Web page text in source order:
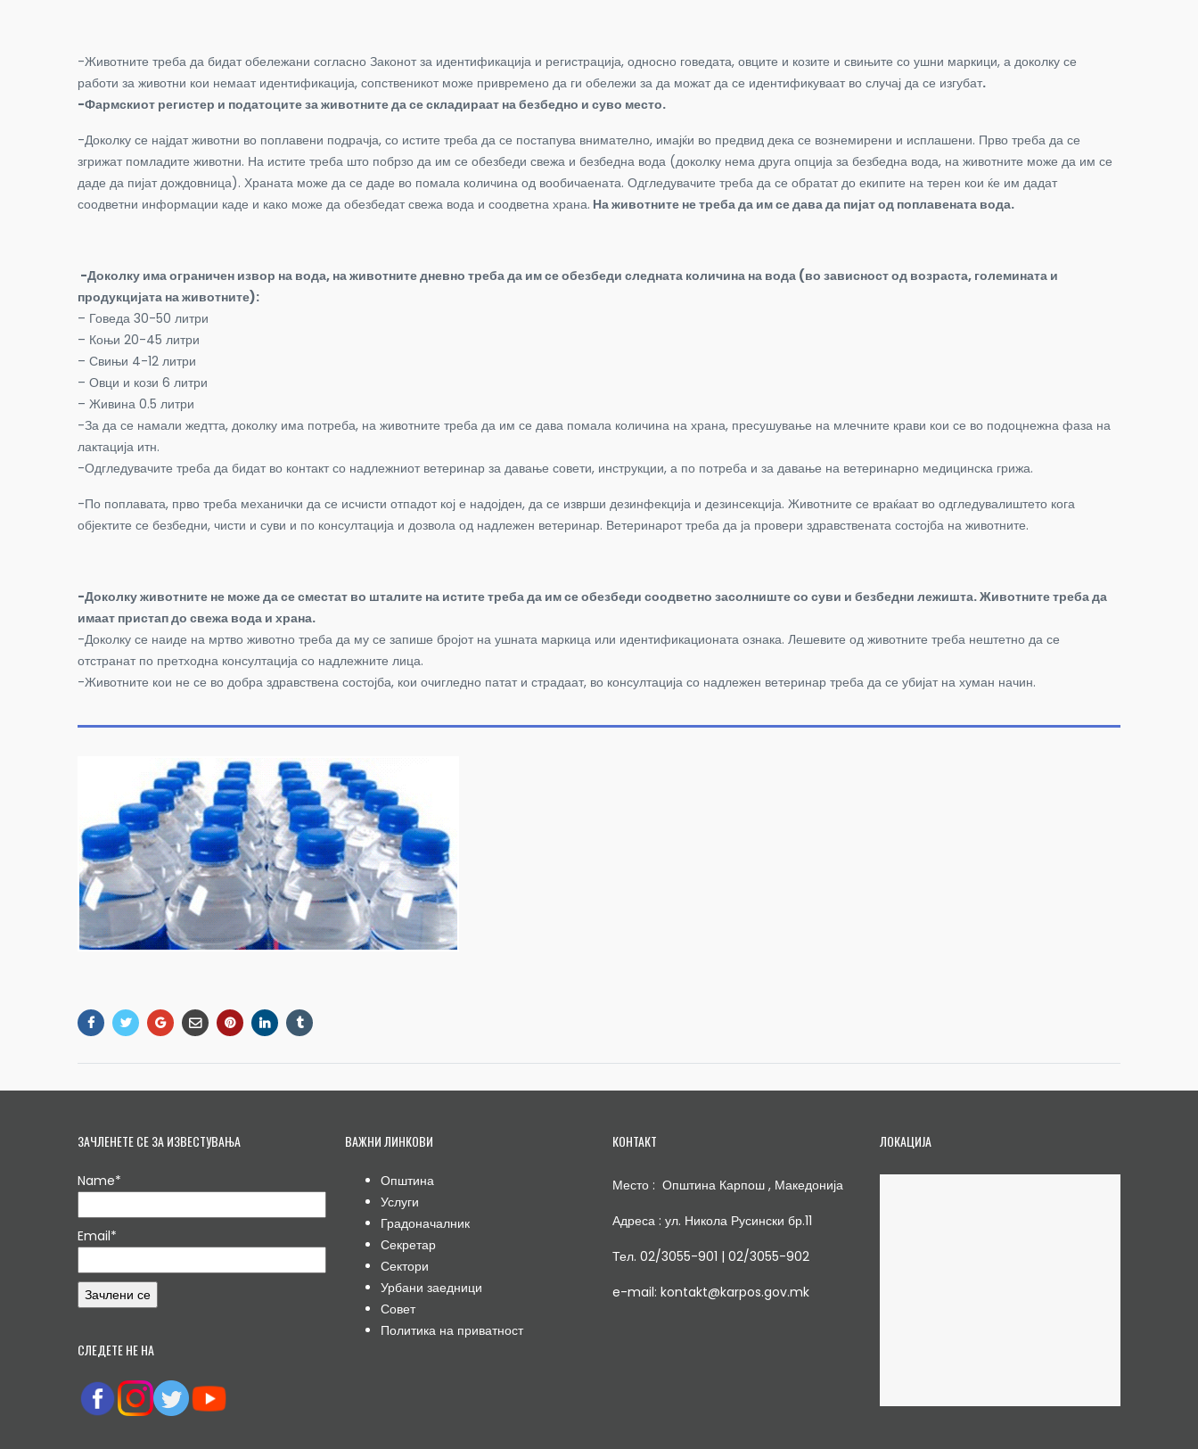
-Животните треба да бидат обележани согласно Законот за идентификација и регистрација, односно говедата, овците и козите и свињите со ушни маркици, а доколку се
работи за животни кои немаат идентификација, сопственикот може привремено да ги обележи за да можат да се идентификуваат во случај да се изгубат.
-Фармскиот регистер и податоците за животните да се складираат на безбедно и суво место.
-Доколку се најдат животни во поплавени подрачја, со истите треба да се постапува внимателно, имајќи во предвид дека се вознемирени и исплашени. Прво треба да се
згрижат помладите животни. На истите треба што побрзо да им се обезбеди свежа и безбедна вода (доколку нема друга опција за безбедна вода, на животните може да им се
даде да пијат дождовница). Храната може да се даде во помала количина од вообичаената. Одгледувачите треба да се обратат до екипите на терен кои ќе им дадат
соодветни информации каде и како може да обезбедат свежа вода и соодветна храна. На животните не треба да им се дава да пијат од поплавената вода.
-Доколку има ограничен извор на вода, на животните дневно треба да им се обезбеди следната количина на вода (во зависност од возраста, големината и
продукцијата на животните):
– Говеда 30-50 литри
– Коњи 20-45 литри
– Свињи 4-12 литри
– Овци и кози 6 литри
– Живина 0.5 литри
-За да се намали жедтта, доколку има потреба, на животните треба да им се дава помала количина на храна, пресушување на млечните крави кои се во подоцнежна фаза на
лактација итн.
-Одгледувачите треба да бидат во контакт со надлежниот ветеринар за давање совети, инструкции, а по потреба и за давање на ветеринарно медицинска грижа.
-По поплавата, прво треба механички да се исчисти отпадот кој е надојден, да се изврши дезинфекција и дезинсекција. Животните се враќаат во одгледувалиштето кога
објектите се безбедни, чисти и суви и по консултација и дозвола од надлежен ветеринар. Ветеринарот треба да ја провери здравствената состојба на животните.
-Доколку животните не може да се сместат во шталите на истите треба да им се обезбеди соодветно засолниште со суви и безбедни лежишта. Животните треба да
имаат пристап до свежа вода и храна.
-Доколку се наиде на мртво животно треба да му се запише бројот на ушната маркица или идентификационата ознака. Лешевите од животните треба нештетно да се
отстранат по претходна консултација со надлежните лица.
-Животните кои не се во добра здравствена состојба, кои очигледно патат и страдаат, во консултација со надлежен ветеринар треба да се убијат на хуман начин.
ЗАЧЛЕНЕТЕ СЕ ЗА ИЗВЕСТУВАЊА
Name*
Email*
СЛЕДЕТЕ НЕ НА
ВАЖНИ ЛИНКОВИ
Општина
Услуги
Градоначалник
Секретар
Сектори
Урбани заедници
Совет
Политика на приватност
КОНТАКТ
Место : Општина Карпош , Македонија
Адреса : ул. Никола Русински бр.11
Тел. 02/3055-901 | 02/3055-902
e-mail: kontakt@karpos.gov.mk
ЛОКАЦИЈА